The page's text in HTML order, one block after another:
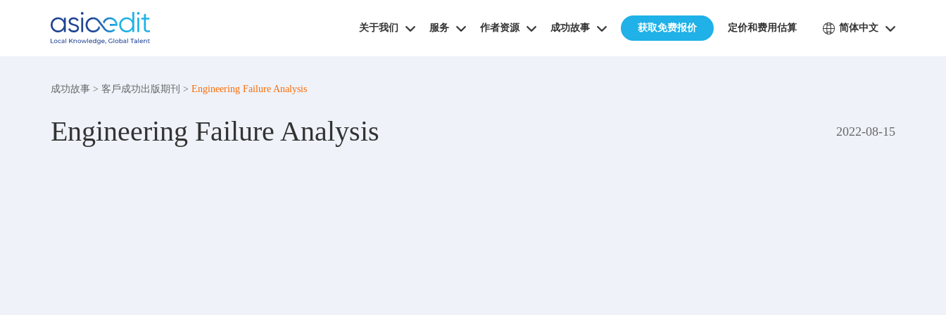
关于我们 服务 作者资源 成功故事 获取免费报价 定价和费用估算 简体中文
成功故事 > 客戶成功出版期刊 > Engineering Failure Analysis
Engineering Failure Analysis 2022-08-15